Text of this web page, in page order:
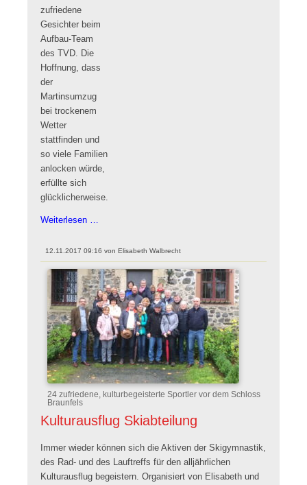
zufriedene
Gesichter beim
Aufbau-Team
des TVD. Die
Hoffnung, dass
der
Martinsumzug
bei trockenem
Wetter
stattfinden und
so viele Familien
anlocken würde,
erfüllte sich
glücklicherweise.
Weiterlesen …
beim
Martinsfest
2017
dabei
12.11.2017 09:16 vonElisabeth Walbrecht
24 zufriedene, kulturbegeisterte Sportler vor dem Schloss
Braunfels
Kulturausflug Skiabteilung
Immer wieder können sich die Aktiven der Skigymnastik,
des Rad- und des Lauftreffs für den alljährlichen
Kulturausflug begeistern. Organisiert von Elisabeth und